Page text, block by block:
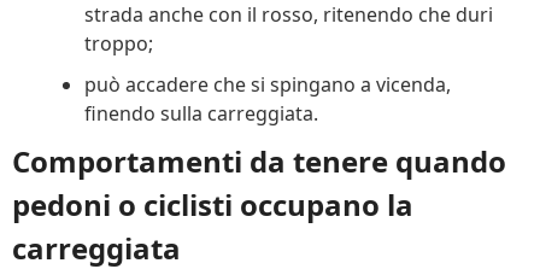
strada anche con il rosso, ritenendo che duri
troppo;
può accadere che si spingano a vicenda,
finendo sulla carreggiata.
Comportamenti da tenere quando
pedoni o ciclisti occupano la
carreggiata